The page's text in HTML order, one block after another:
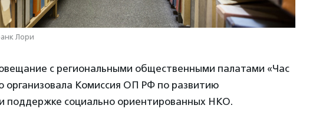
Лори
с региональными общественными палатами «Час
организовала Комиссия ОП РФ по развитию
поддержке социально ориентированных НКО.